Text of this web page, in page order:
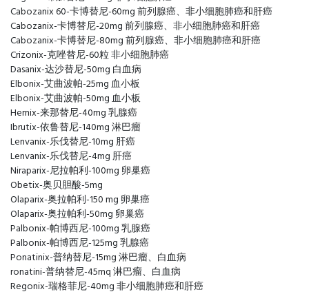
Cabozanix 60-卡博替尼-60mg 前列腺癌、非小细胞肺癌和肝癌
Cabozanix-卡博替尼-20mg 前列腺癌、非小细胞肺癌和肝癌
Cabozanix-卡博替尼-80mg 前列腺癌、非小细胞肺癌和肝癌
Crizonix-克唑替尼-60粒 非小细胞肺癌
Dasanix-达沙替尼-50mg 白血病
Elbonix-艾曲波帕-25mg 血小板
Elbonix-艾曲波帕-50mg 血小板
Hernix-来那替尼-40mg 乳腺癌
Ibrutix-依鲁替尼-140mg 淋巴瘤
Lenvanix-乐伐替尼-10mg 肝癌
Lenvanix-乐伐替尼-4mg 肝癌
Niraparix-尼拉帕利-100mg 卵巢癌
Obetix-奥贝胆酸-5mg
Olaparix-奥拉帕利-150 mg 卵巢癌
Olaparix-奥拉帕利-50mg 卵巢癌
Palbonix-帕博西尼-100mg 乳腺癌
Palbonix-帕博西尼-125mg 乳腺癌
Ponatinix-普纳替尼-15mg 淋巴瘤、白血病
ronatini-普纳替尼-45mq 淋巴瘤、白血病
Regonix-瑞格菲尼-40mg 非小细胞肺癌和肝癌